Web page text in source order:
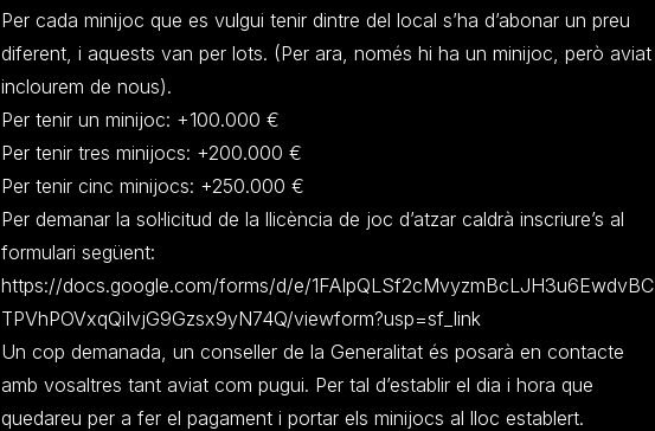
Per cada minijoc que es vulgui tenir dintre del local s’ha d’abonar un preu
diferent, i aquests van per lots. (Per ara, només hi ha un minijoc, però aviat
inclourem de nous).
Per tenir un minijoc: +100.000 €
Per tenir tres minijocs: +200.000 €
Per tenir cinc minijocs: +250.000 €
Per demanar la sol·licitud de la llicència de joc d’atzar caldrà inscriure’s al
formulari següent:
https://docs.google.com/forms/d/e/1FAIpQLSf2cMvyzmBcLJH3u6EwdvBC
TPVhPOVxqQiIvjG9Gzsx9yN74Q/viewform?usp=sf_link
Un cop demanada, un conseller de la Generalitat és posarà en contacte
amb vosaltres tant aviat com pugui. Per tal d’establir el dia i hora que
quedareu per a fer el pagament i portar els minijocs al lloc establert.